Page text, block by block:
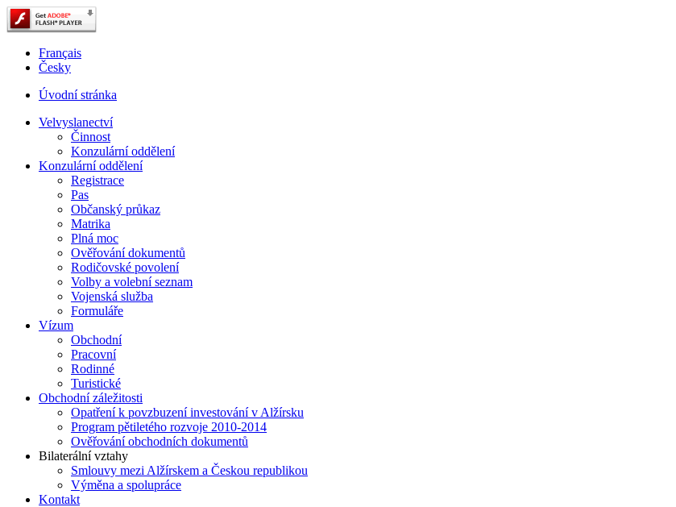
Français
Česky
Úvodní stránka
Velvyslanectví
Činnost
Konzulární oddělení
Konzulární oddělení
Registrace
Pas
Občanský průkaz
Matrika
Plná moc
Ověřování dokumentů
Rodičovské povolení
Volby a volební seznam
Vojenská služba
Formuláře
Vízum
Obchodní
Pracovní
Rodinné
Turistické
Obchodní záležitosti
Opatření k povzbuzení investování v Alžírsku
Program pětiletého rozvoje 2010-2014
Ověřování obchodních dokumentů
Bilaterální vztahy
Smlouvy mezi Alžírskem a Českou republikou
Výměna a spolupráce
Kontakt